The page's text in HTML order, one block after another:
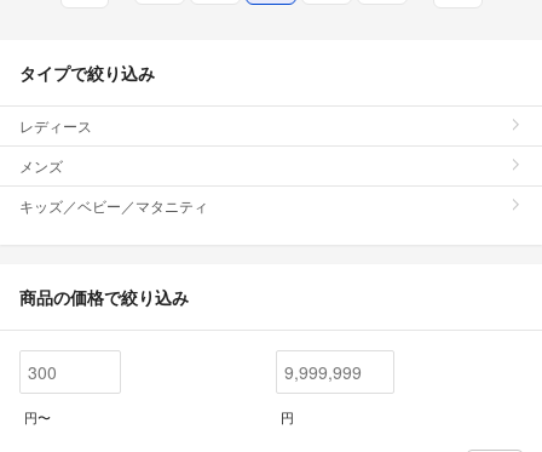
タイプで絞り込み
レディース
メンズ
キッズ／ベビー／マタニティ
商品の価格で絞り込み
円〜 円